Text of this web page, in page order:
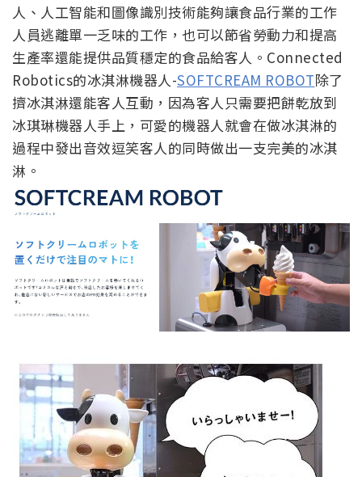
人、人工智能和圖像識別技術能夠讓食品行業的工作
人員逃離單一乏味的工作，也可以節省勞動力和提高
生產率還能提供品質穩定的食品給客人。Connected
Robotics的冰淇淋機器人-SOFTCREAM ROBOT除了
擠冰淇淋還能客人互動，因為客人只需要把餅乾放到
冰琪琳機器人手上，可愛的機器人就會在做冰淇淋的
過程中發出音效逗笑客人的同時做出一支完美的冰淇
淋。